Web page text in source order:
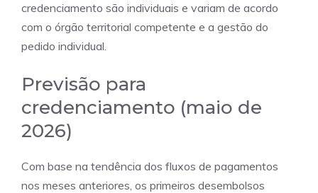
credenciamento são individuais e variam de acordo
com o órgão territorial competente e a gestão do
pedido individual.
Previsão para
credenciamento (maio de
2026)
Com base na tendência dos fluxos de pagamentos
nos meses anteriores, os primeiros desembolsos